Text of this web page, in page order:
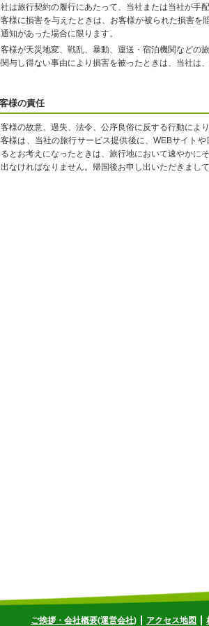
は旅行契約の履行にあたって、当社または当社が手
様に損害を与えたときは、お客様が被られた損害を
知があった場合に限ります。
様が天災地変、戦乱、暴動、運送・宿泊機関などの
与し得ない事由により損害を被ったときは、当社は
様の責任
様の故意、過失、法令、公序良俗に反する行動によ
様は、当社の旅行サービス提供後に、WEBサイト
とお考えになったときは、旅行地において速やかに
なければなりません。帰国後お申し出いただきまし
ご挨拶・会社概要(運営会社) アクセス地図